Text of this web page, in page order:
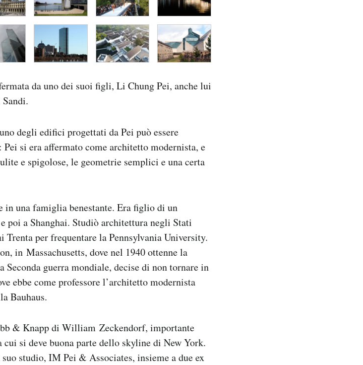
da uno dei suoi figli, Li Chung Pei, anche lui
degli edifici progettati da Pei può essere
si era affermato come architetto modernista, e
e spigolose, le geometrie semplici e una certa
in una famiglia benestante. Era figlio di un
poi a Shanghai. Studiò architettura negli Stati
per frequentare la Pennsylvania University.
in Massachusetts, dove nel 1940 ottenne la
guerra mondiale, decise di non tornare in
ebbe come professore l’architetto modernista
Bauhaus.
& Knapp di William Zeckendorf, importante
si deve buona parte dello skyline di New York.
studio, IM Pei & Associates, insieme a due ex